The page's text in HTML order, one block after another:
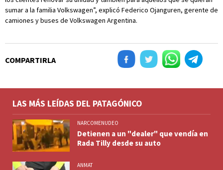
sumar a la familia Volkswagen”, explicó Federico Ojanguren, gerente de
camiones y buses de Volkswagen Argentina.
COMPARTIRLA
LAS MÁS LEÍDAS DEL PATAGÓNICO
NARCOMENUDEO
Detienen a un "dealer" que vendía en
Rada Tilly desde su auto
ANMAT